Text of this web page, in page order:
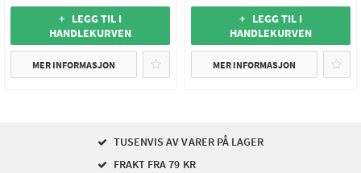
+ LEGG TIL I
HANDLEKURVEN
MER INFORMASJON
+ LEGG TIL I
HANDLEKURVEN
MER INFORMASJON
TUSENVIS AV VARER PÅ LAGER
FRAKT FRA 79 KR